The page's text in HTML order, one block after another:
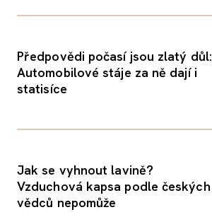
Předpovědi počasí jsou zlatý důl:
Automobilové stáje za ně dají i
statisíce
Jak se vyhnout lavině?
Vzduchová kapsa podle českých
vědců nepomůže